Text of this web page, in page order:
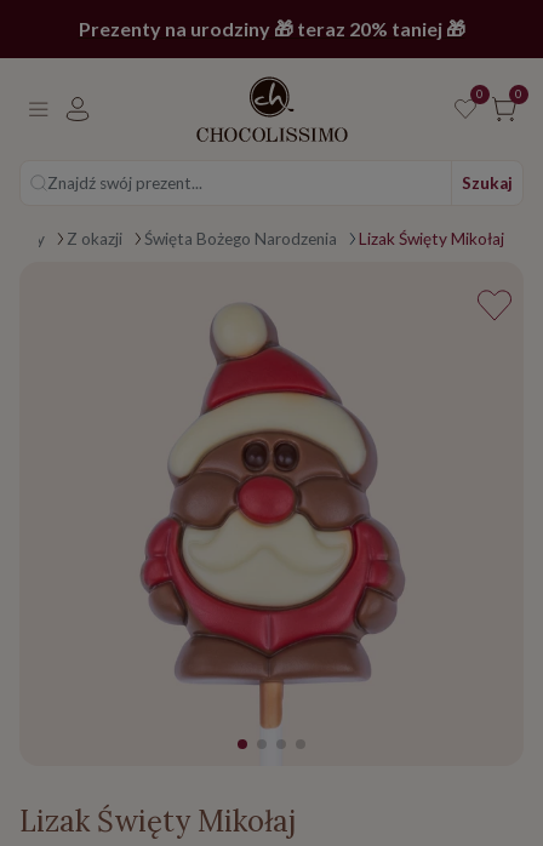
Prezenty na urodziny 🎁 teraz 20% taniej 🎁
0 0
Znajdź swój prezent... Szukaj
główna Z okazji Święta Bożego Narodzenia Lizak Święty Mikołaj
Lizak Święty Mikołaj